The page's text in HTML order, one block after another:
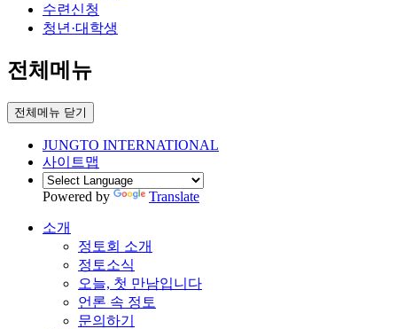
수련신청
청년·대학생
전체메뉴
전체메뉴 닫기
JUNGTO INTERNATIONAL
사이트맵
Powered by Translate
소개
정토회 소개
정토소식
오늘, 첫 만남입니다
언론 속 정토
문의하기